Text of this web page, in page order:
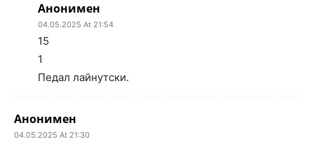
Анонимен
04.05.2025 At 21:54
15
1
Педал лайнутски.
Анонимен
04.05.2025 At 21:30